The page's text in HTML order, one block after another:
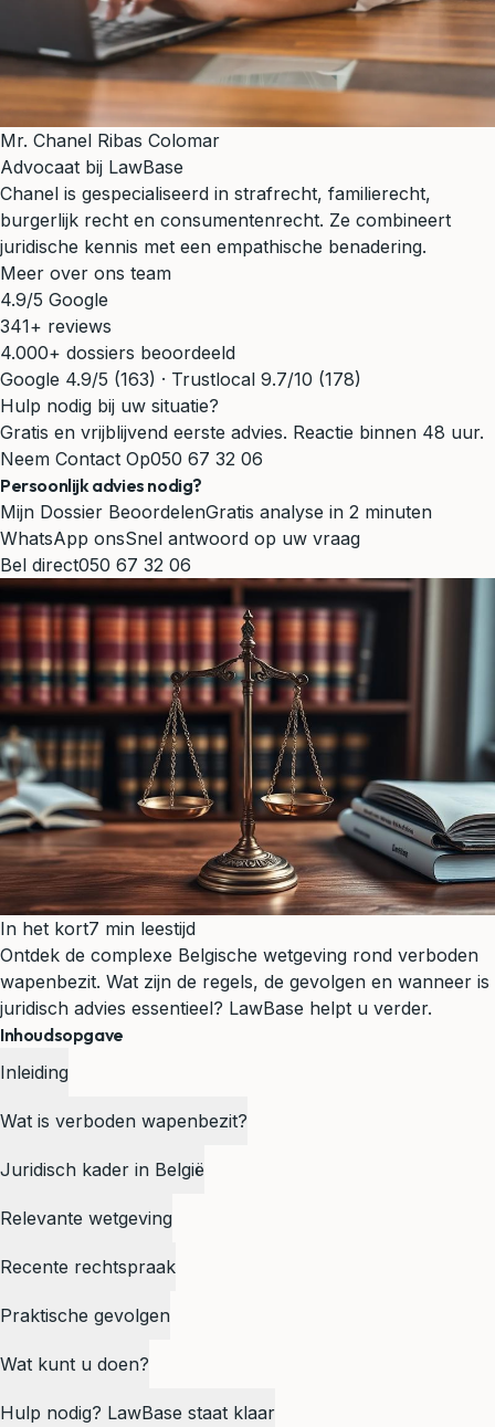
Mr. Chanel Ribas Colomar
Advocaat bij LawBase
Chanel is gespecialiseerd in strafrecht, familierecht,
burgerlijk recht en consumentenrecht. Ze combineert
juridische kennis met een empathische benadering.
Meer over ons team
4.9/5 Google
341+ reviews
4.000+ dossiers beoordeeld
Google 4.9/5 (163) · Trustlocal 9.7/10 (178)
Hulp nodig bij uw situatie?
Gratis en vrijblijvend eerste advies. Reactie binnen 48 uur.
Neem Contact Op050 67 32 06
Persoonlijk advies nodig?
Mijn Dossier BeoordelenGratis analyse in 2 minuten
WhatsApp onsSnel antwoord op uw vraag
Bel direct050 67 32 06
In het kort7 min leestijd
Ontdek de complexe Belgische wetgeving rond verboden
wapenbezit. Wat zijn de regels, de gevolgen en wanneer is
juridisch advies essentieel? LawBase helpt u verder.
Inhoudsopgave
Inleiding
Wat is verboden wapenbezit?
Juridisch kader in België
Relevante wetgeving
Recente rechtspraak
Praktische gevolgen
Wat kunt u doen?
Hulp nodig? LawBase staat klaar